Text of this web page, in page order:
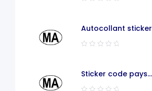
Autocollant sticker
code pays voiture
Sticker code pays
voiture maroc MA